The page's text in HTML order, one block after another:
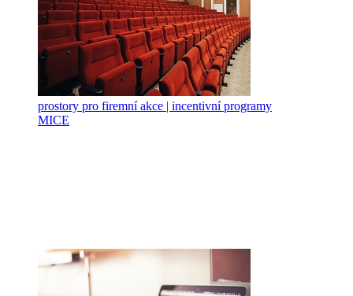
prostory pro firemní akce | incentivní programy
MICE